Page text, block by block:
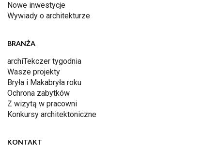
Nowe inwestycje
Wywiady o architekturze
BRANŻA
archiTekczer tygodnia
Wasze projekty
Bryła i Makabryła roku
Ochrona zabytków
Z wizytą w pracowni
Konkursy architektoniczne
KONTAKT